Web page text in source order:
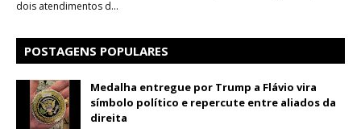
dois atendimentos d…
POSTAGENS POPULARES
Medalha entregue por Trump a Flávio vira
símbolo político e repercute entre aliados da
direita